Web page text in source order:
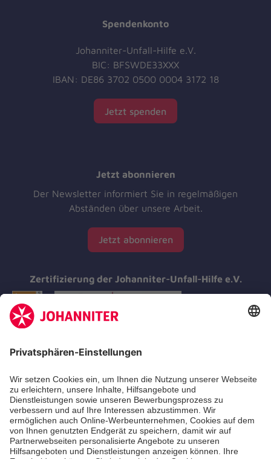
Spendenkonto
Johanniter-Unfall-Hilfe e.V.
BIC: BFSWDE33XXX
IBAN: DE86 3702 0500 0004 3172 18
Jetzt spenden
Jetzt abonnieren
Der Newsletter informiert Sie in regelmäßigen
Abständen über unsere Arbeit.
Jetzt abonnieren
Zertifizierung der Johanniter-Unfall-Hilfe e.V.
Aus- & Fortbildung
Erste-Hilfe-Kurse
Jobs & Ehrenamt